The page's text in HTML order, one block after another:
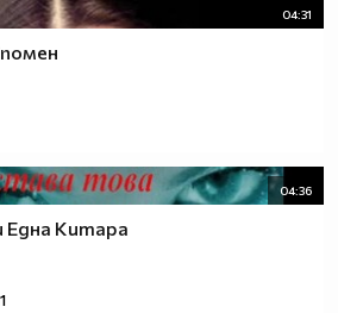
04:31
04:36
Една Китара